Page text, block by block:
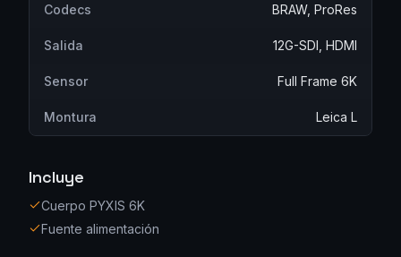
Codecs BRAW, ProRes
Salida 12G-SDI, HDMI
Sensor Full Frame 6K
Montura Leica L
Incluye
Cuerpo PYXIS 6K
Fuente alimentación